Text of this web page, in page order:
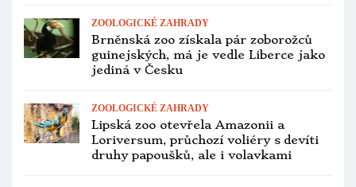
PTAČÍ BURZY
Přehled ptačích burz a výstav pro
víkend 12. až 14. prosince 2025
Brněnská zoo odchovala největšího
holuba světa, exotického korunáče
Sclaterova